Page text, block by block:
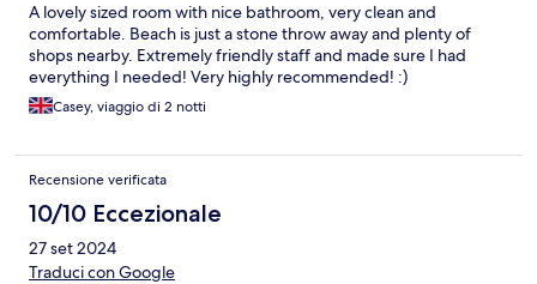
A lovely sized room with nice bathroom, very clean and
comfortable. Beach is just a stone throw away and plenty of
shops nearby. Extremely friendly staff and made sure I had
everything I needed! Very highly recommended! :)
Casey, viaggio di 2 notti
Recensione verificata
10/10 Eccezionale
27 set 2024
Traduci con Google